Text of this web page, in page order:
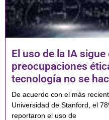
El uso de la IA
preocupaciones
tecnología no se
De acuerdo con el más
Universidad de Stanford, el
reportaron el uso de